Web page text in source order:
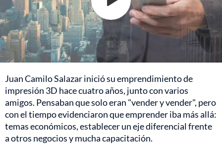
Juan Camilo Salazar inició su emprendimiento de
impresión 3D hace cuatro años, junto con varios
amigos. Pensaban que solo eran "vender y vender", pero
con el tiempo evidenciaron que emprender iba más allá:
temas económicos, establecer un eje diferencial frente
a otros negocios y mucha capacitación.